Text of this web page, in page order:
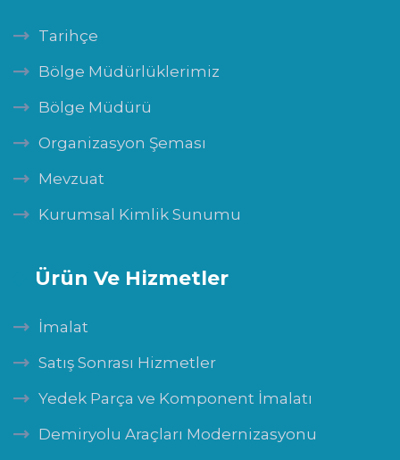
Tarihçe
Bölge Müdürlüklerimiz
Bölge Müdürü
Organizasyon Şeması
Mevzuat
Kurumsal Kimlik Sunumu
Ürün Ve Hizmetler
İmalat
Satış Sonrası Hizmetler
Yedek Parça ve Komponent İmalatı
Demiryolu Araçları Modernizasyonu